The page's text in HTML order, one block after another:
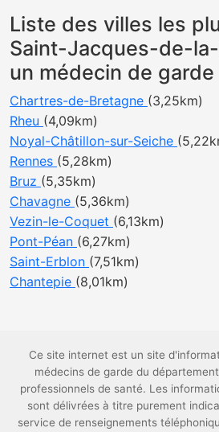
Liste des villes les
Saint-Jacques-de-
un médecin de garde
Chartres-de-Bretagne (3,25km)
Rheu (4,09km)
Noyal-Châtillon-sur-Seiche
Rennes (5,28km)
Bruz (5,35km)
Chavagne (5,36km)
Vezin-le-Coquet (6,13km)
Pont-Péan (6,27km)
Saint-Erblon (7,51km)
Chantepie (8,01km)
Ce site internet est un site
médecins de garde du
professionnels de santé. Les
sont délivrées à titre purement
service de renseignements